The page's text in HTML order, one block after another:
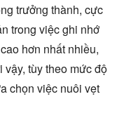
trưởng thành, cực
trong việc ghi nhớ
hơn nhất nhiều,
vậy, tùy theo mức độ
chọn việc nuôi vẹt